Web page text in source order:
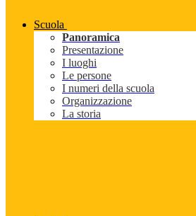
Scuola
Panoramica
Presentazione
I luoghi
Le persone
I numeri della scuola
Organizzazione
La storia